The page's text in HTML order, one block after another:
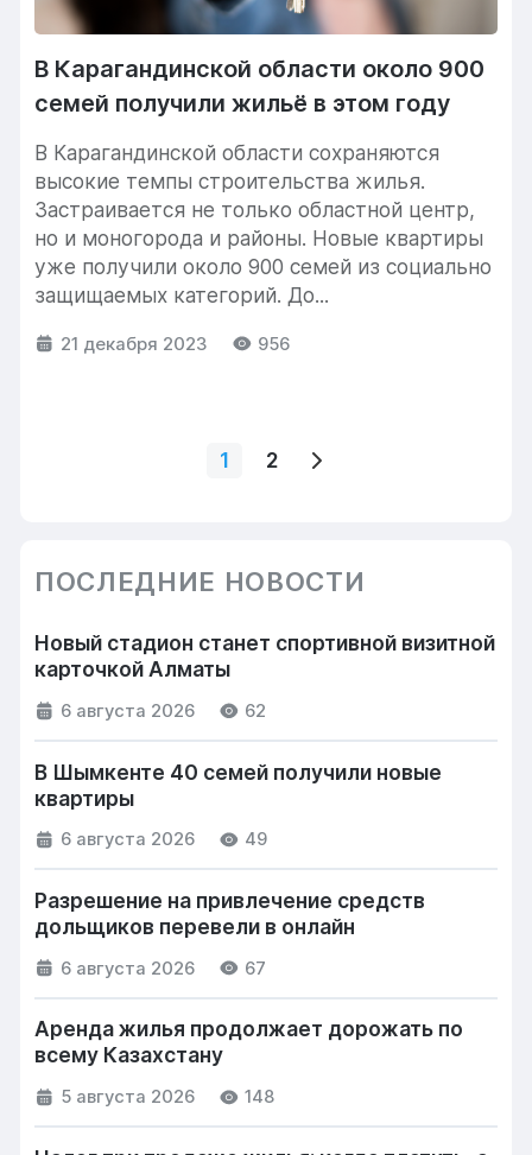
В Карагандинской области около 900
семей получили жильё в этом году
В Карагандинской области сохраняются
высокие темпы строительства жилья.
Застраивается не только областной центр,
но и моногорода и районы. Новые квартиры
уже получили около 900 семей из социально
защищаемых категорий. До...
21 декабря 2023 956
1 2
ПОСЛЕДНИЕ НОВОСТИ
Новый стадион станет спортивной визитной
карточкой Алматы
6 августа 2026 62
В Шымкенте 40 семей получили новые
квартиры
6 августа 2026 49
Разрешение на привлечение средств
дольщиков перевели в онлайн
6 августа 2026 67
Аренда жилья продолжает дорожать по
всему Казахстану
5 августа 2026 148